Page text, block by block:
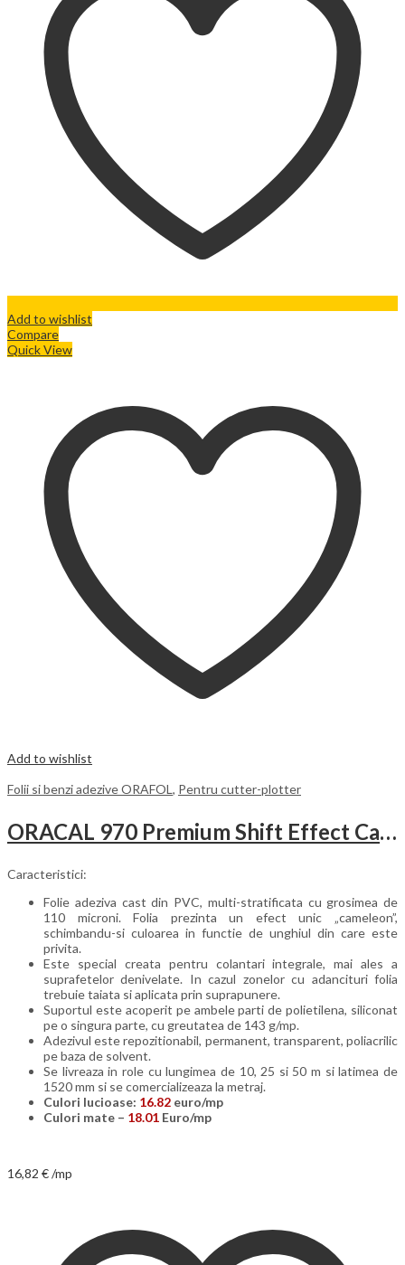
Add to wishlist
Compare
Quick View
Add to wishlist
Folii si benzi adezive ORAFOL , Pentru cutter-plotter
ORACAL 970 Premium Shift Effect Cast
Caracteristici:
Folie adeziva cast din PVC, multi-stratificata cu grosimea de
110 microni. Folia prezinta un efect unic „cameleon”,
schimbandu-si culoarea in functie de unghiul din care este
privita.
Este special creata pentru colantari integrale, mai ales a
suprafetelor denivelate. In cazul zonelor cu adancituri folia
trebuie taiata si aplicata prin suprapunere.
Suportul este acoperit pe ambele parti de polietilena, siliconat
pe o singura parte, cu greutatea de 143 g/mp.
Adezivul este repozitionabil, permanent, transparent, poliacrilic
pe baza de solvent.
Se livreaza in role cu lungimea de 10, 25 si 50 m si latimea de
1520 mm si se comercializeaza la metraj.
Culori lucioase: 16.82 euro/mp
Culori mate – 18.01 Euro/mp
16,82 €/mp